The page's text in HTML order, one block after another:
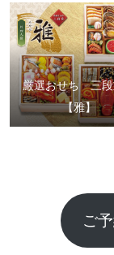
厳選おせち 三
【雅】
ご